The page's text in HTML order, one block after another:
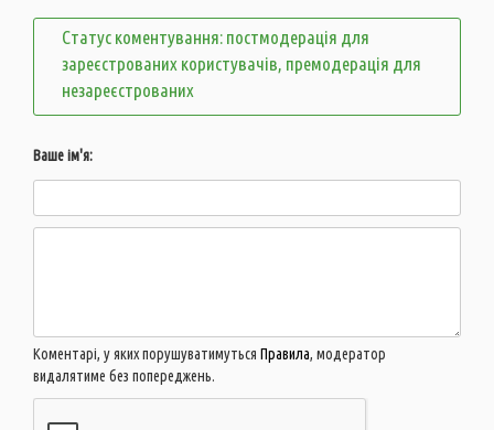
Статус коментування: постмодерація для
зареєстрованих користувачів, премодерація для
незареєстрованих
Ваше ім'я:
Коментарі, у яких порушуватимуться Правила, модератор
видалятиме без попереджень.